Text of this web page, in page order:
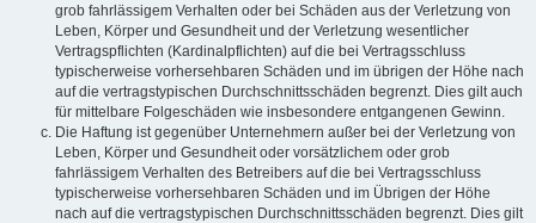
grob fahrlässigem Verhalten oder bei Schäden aus der Verletzung von
Leben, Körper und Gesundheit und der Verletzung wesentlicher
Vertragspflichten (Kardinalpflichten) auf die bei Vertragsschluss
typischerweise vorhersehbaren Schäden und im übrigen der Höhe nach
auf die vertragstypischen Durchschnittsschäden begrenzt. Dies gilt auch
für mittelbare Folgeschäden wie insbesondere entgangenen Gewinn.
Die Haftung ist gegenüber Unternehmern außer bei der Verletzung von
Leben, Körper und Gesundheit oder vorsätzlichem oder grob
fahrlässigem Verhalten des Betreibers auf die bei Vertragsschluss
typischerweise vorhersehbaren Schäden und im Übrigen der Höhe
nach auf die vertragstypischen Durchschnittsschäden begrenzt. Dies gilt